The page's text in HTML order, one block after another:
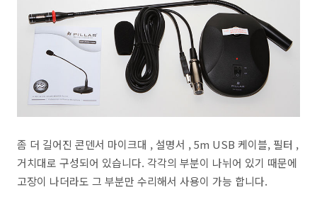
좀 더 길어진 콘덴서 마이크대 , 설명서 , 5m USB 케이블, 필터 ,
거치대로 구성되어 있습니다. 각각의 부분이 나뉘어 있기 때문에
고장이 나더라도 그 부분만 수리해서 사용이 가능 합니다.